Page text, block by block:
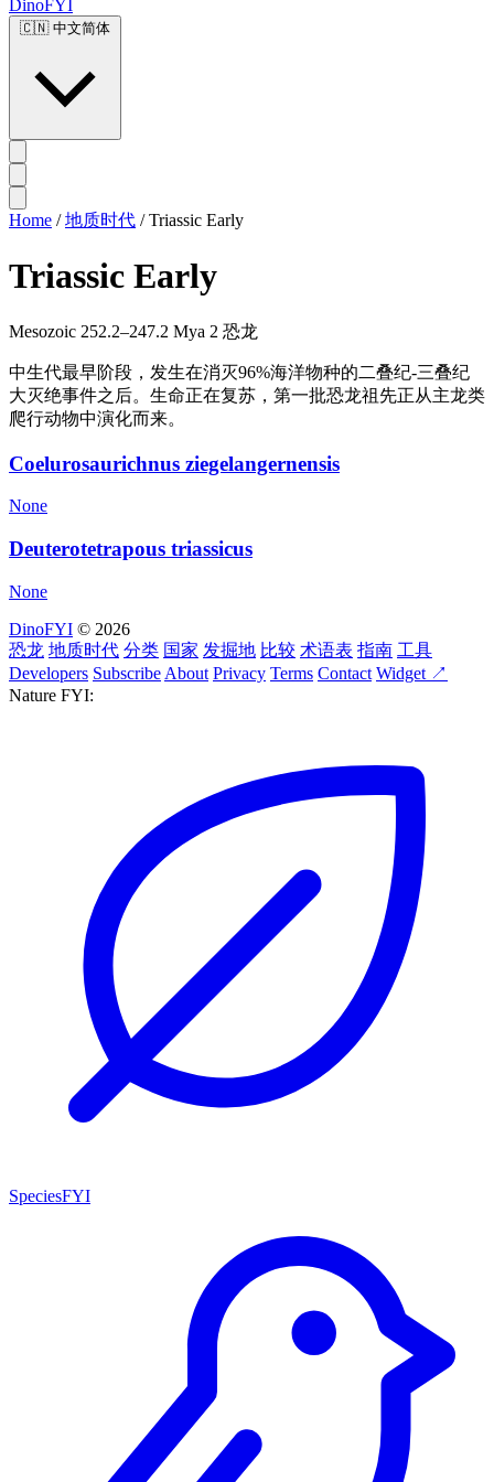
DinoFYI
🇨🇳 中文简体
Home / 地质时代 / Triassic Early
Triassic Early
Mesozoic 252.2–247.2 Mya 2 恐龙
中生代最早阶段，发生在消灭96%海洋物种的二叠纪-三叠纪
大灭绝事件之后。生命正在复苏，第一批恐龙祖先正从主龙类
爬行动物中演化而来。
Coelurosaurichnus ziegelangernensis
None
Deuterotetrapous triassicus
None
DinoFYI © 2026
恐龙 地质时代 分类 国家 发掘地 比较 术语表 指南 工具
Developers Subscribe About Privacy Terms Contact Widget ↗
Nature FYI:
SpeciesFYI